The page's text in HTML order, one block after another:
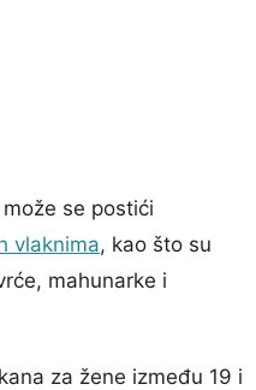
se postići
vlaknima, kao što su
mahunarke i
za žene između 19 i